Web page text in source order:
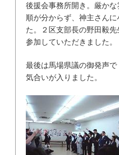
後援会事務所開き。厳か
順が分からず、神主さん
た。２区支部長の野田毅
参加していただきました。
最後は馬場県議の御発声で
気合いが入りました。